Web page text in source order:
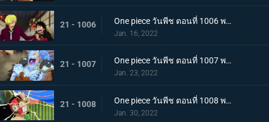
21 - 1006 One piece วันพีช ตอนที่ 1006 พากย์ไทย อภัยให้ไม่ได้! การตัดสินใจของช็อปเปอร์
Jan. 16, 2022
21 - 1007 One piece วันพีช ตอนที่ 1007 พากย์ไทย การไล่ล่าของโซโล! อสูรน้ำแข็ง in เกมไล่จับ
Jan. 23, 2022
21 - 1008 One piece วันพีช ตอนที่ 1008 พากย์ไทย นามิยอมจำนน ท่าเฮดบลัดของอุลติ
Jan. 30, 2022